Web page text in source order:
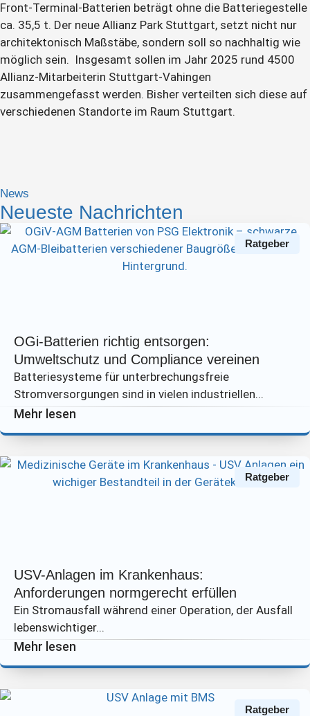
Front-Terminal-Batterien beträgt ohne die Batteriegestelle
ca. 35,5 t. Der neue Allianz Park Stuttgart, setzt nicht nur
architektonisch Maßstäbe, sondern soll so nachhaltig wie
möglich sein. Insgesamt sollen im Jahr 2025 rund 4500
Allianz-Mitarbeiterin Stuttgart-Vahingen
zusammengefasst werden. Bisher verteilten sich diese auf
verschiedenen Standorte im Raum Stuttgart.
News
Neueste Nachrichten
Ratgeber
OGi-Batterien richtig entsorgen:
Umweltschutz und Compliance vereinen
Batteriesysteme für unterbrechungsfreie
Stromversorgungen sind in vielen industriellen...
Mehr lesen
Ratgeber
USV-Anlagen im Krankenhaus:
Anforderungen normgerecht erfüllen
Ein Stromausfall während einer Operation, der Ausfall
lebenswichtiger...
Mehr lesen
Ratgeber